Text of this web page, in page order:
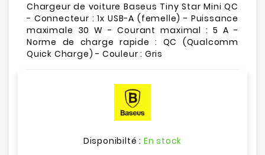
Chargeur de voiture Baseus Tiny Star Mini QC
- Connecteur : 1x USB-A (femelle) - Puissance
maximale 30 W - Courant maximal : 5 A -
Norme de charge rapide : QC (Qualcomm
Quick Charge) - Couleur : Gris
Disponibilté : En stock